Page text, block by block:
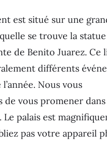
est situé sur une
se trouve la
de Benito Juarez. Ce
différents
Nous vous
de vous promener dans
palais est
pas votre appareil